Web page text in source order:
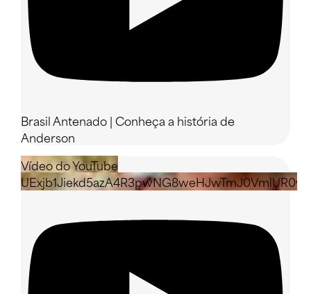
Brasil Antenado | Conheça a história de
Anderson
Vídeo do YouTube